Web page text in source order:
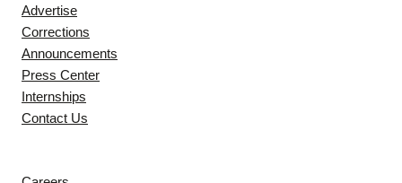
Advertise
Corrections
Announcements
Press Center
Internships
Contact Us